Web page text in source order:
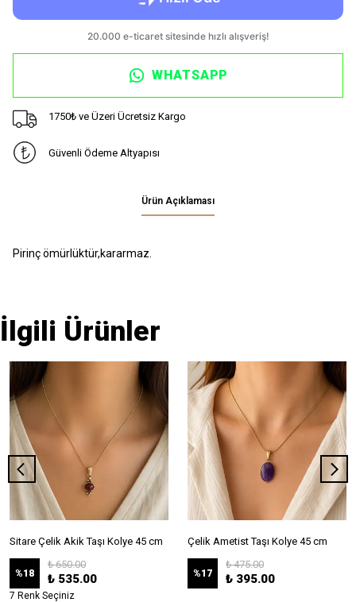
WHATSAPP
1750₺ ve Üzeri Ücretsiz Kargo
Güvenli Ödeme Altyapısı
Ürün Açıklaması
Pirinç ömürlüktür,kararmaz.
İlgili Ürünler
Sitare Çelik Akik Taşı Kolye 45 cm
%18
₺ 650.00
₺ 535.00
7 Renk Seçiniz
Çelik Ametist Taşı Kolye 45 cm
%17
₺ 475.00
₺ 395.00